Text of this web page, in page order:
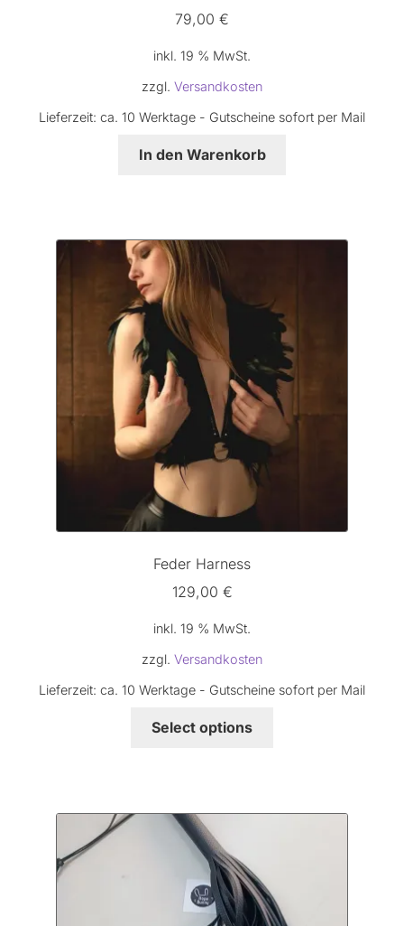
79,00 €
inkl. 19 % MwSt.
zzgl. Versandkosten
Lieferzeit: ca. 10 Werktage - Gutscheine sofort per Mail
In den Warenkorb
Feder Harness
129,00 €
inkl. 19 % MwSt.
zzgl. Versandkosten
Lieferzeit: ca. 10 Werktage - Gutscheine sofort per Mail
Select options